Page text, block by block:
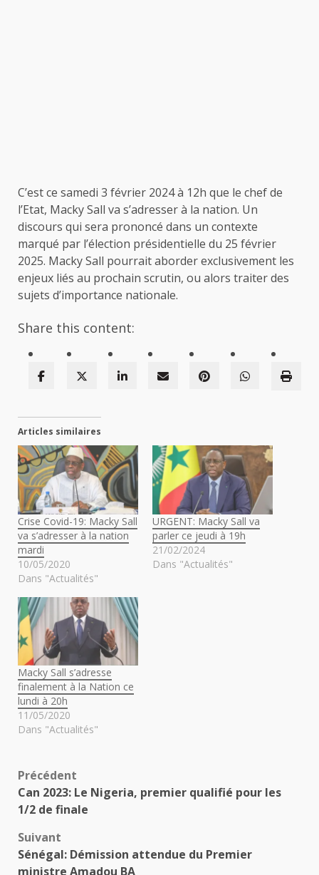
C’est ce samedi 3 février 2024 à 12h que le chef de
l’Etat, Macky Sall va s’adresser à la nation. Un
discours qui sera prononcé dans un contexte
marqué par l’élection présidentielle du 25 février
2025. Macky Sall pourrait aborder exclusivement les
enjeux liés au prochain scrutin, ou alors traiter des
sujets d’importance nationale.
Share this content:
Articles similaires
Crise Covid-19: Macky Sall
va s’adresser à la nation
mardi
10/05/2020
Dans "Actualités"
URGENT: Macky Sall va
parler ce jeudi à 19h
21/02/2024
Dans "Actualités"
Macky Sall s’adresse
finalement à la Nation ce
lundi à 20h
11/05/2020
Dans "Actualités"
Navigation
d’article
Précédent
Can 2023: Le Nigeria, premier qualifié pour les
1/2 de finale
Suivant
Sénégal: Démission attendue du Premier
ministre Amadou BA